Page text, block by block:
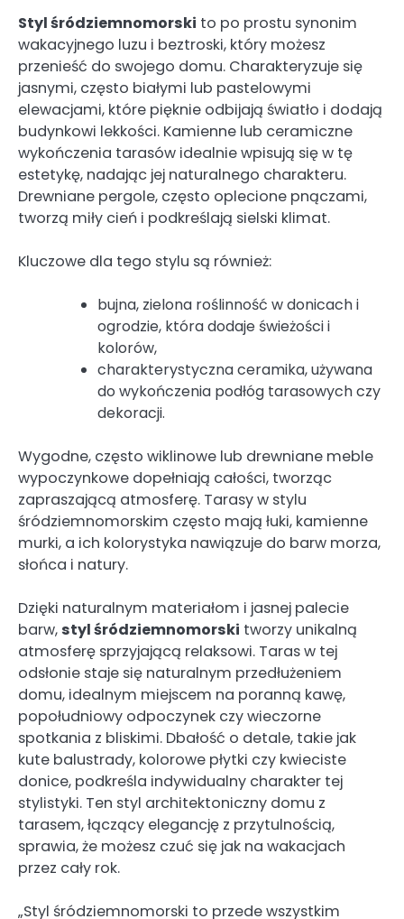
Styl śródziemnomorski to po prostu synonim
wakacyjnego luzu i beztroski, który możesz
przenieść do swojego domu. Charakteryzuje się
jasnymi, często białymi lub pastelowymi
elewacjami, które pięknie odbijają światło i dodają
budynkowi lekkości. Kamienne lub ceramiczne
wykończenia tarasów idealnie wpisują się w tę
estetykę, nadając jej naturalnego charakteru.
Drewniane pergole, często oplecione pnączami,
tworzą miły cień i podkreślają sielski klimat.
Kluczowe dla tego stylu są również:
bujna, zielona roślinność w donicach i
ogrodzie, która dodaje świeżości i
kolorów,
charakterystyczna ceramika, używana
do wykończenia podłóg tarasowych czy
dekoracji.
Wygodne, często wiklinowe lub drewniane meble
wypoczynkowe dopełniają całości, tworząc
zapraszającą atmosferę. Tarasy w stylu
śródziemnomorskim często mają łuki, kamienne
murki, a ich kolorystyka nawiązuje do barw morza,
słońca i natury.
Dzięki naturalnym materiałom i jasnej palecie
barw, styl śródziemnomorski tworzy unikalną
atmosferę sprzyjającą relaksowi. Taras w tej
odsłonie staje się naturalnym przedłużeniem
domu, idealnym miejscem na poranną kawę,
popołudniowy odpoczynek czy wieczorne
spotkania z bliskimi. Dbałość o detale, takie jak
kute balustrady, kolorowe płytki czy kwieciste
donice, podkreśla indywidualny charakter tej
stylistyki. Ten styl architektoniczny domu z
tarasem, łączący elegancję z przytulnością,
sprawia, że możesz czuć się jak na wakacjach
przez cały rok.
„Styl śródziemnomorski to przede wszystkim